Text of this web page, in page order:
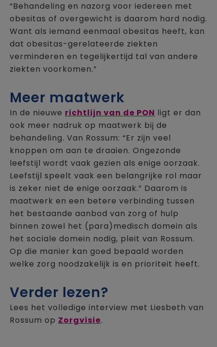
“Behandeling en nazorg voor iedereen met
obesitas of overgewicht is daarom hard nodig.
Want als iemand eenmaal obesitas heeft, kan
dat obesitas-gerelateerde ziekten
verminderen en tegelijkertijd tal van andere
ziekten voorkomen.”
Meer maatwerk
In de nieuwe richtlijn van de PON ligt er dan
ook meer nadruk op maatwerk bij de
behandeling. Van Rossum: “Er zijn veel
knoppen om aan te draaien. Ongezonde
leefstijl wordt vaak gezien als enige oorzaak.
Leefstijl speelt vaak een belangrijke rol maar
is zeker niet de enige oorzaak.” Daarom is
maatwerk en een betere verbinding tussen
het bestaande aanbod van zorg of hulp
binnen zowel het (para)medisch domein als
het sociale domein nodig, pleit van Rossum.
Op die manier kan goed bepaald worden
welke zorg noodzakelijk is en prioriteit heeft.
Verder lezen?
Lees het volledige interview met Liesbeth van
Rossum op Zorgvisie.